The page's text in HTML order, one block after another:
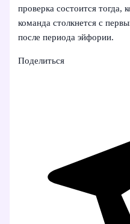
проверка состоится тогда,
команда столкнется с
после периода эйфории.
Поделиться